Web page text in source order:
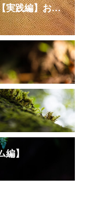
2026年9月6日開催 基礎講座【実践編】お申し込み受付中
】